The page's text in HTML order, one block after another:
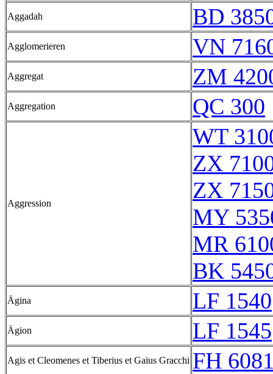
Aggadah BD
Agglomerieren VN
Aggregat ZM
Aggregation QC 300
Aggression
WT
ZX
ZX
MY
MR
BK
Ägina LF 1540
Ägion LF 1545
Agis et Cleomenes et Tiberius et Gaius Gracchi FH